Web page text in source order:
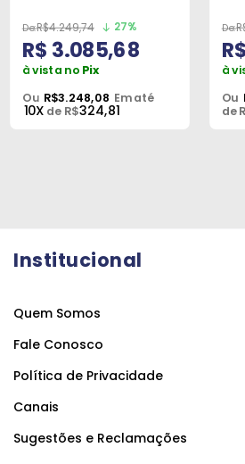
R$4.249,74 27%
R$ 3.085,68
à vista no Pix
Ou R$3.248,08 Em até
10X de R$324,81
à
Ou
de
Institucional
Quem Somos
Fale Conosco
Política de Privacidade
Canais
Sugestões e Reclamações